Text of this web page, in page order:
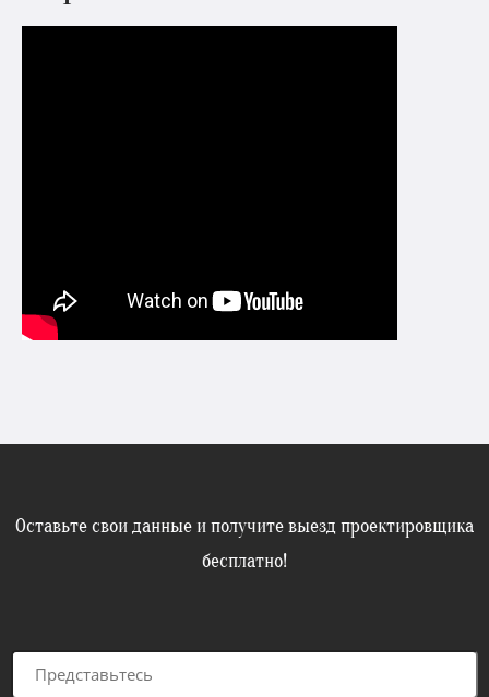
Оставьте свои данные и получите выезд проектировщика
бесплатно!